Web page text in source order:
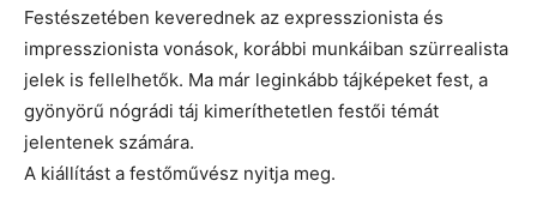
Festészetében keverednek az expresszionista és
impresszionista vonások, korábbi munkáiban szürrealista
jelek is fellelhetők. Ma már leginkább tájképeket fest, a
gyönyörű nógrádi táj kimeríthetetlen festői témát
jelentenek számára.
A kiállítást a festőművész nyitja meg.